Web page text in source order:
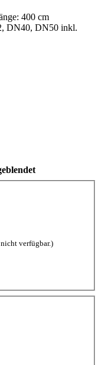
400 cm
DN40, DN50 inkl.
verfügbar.)